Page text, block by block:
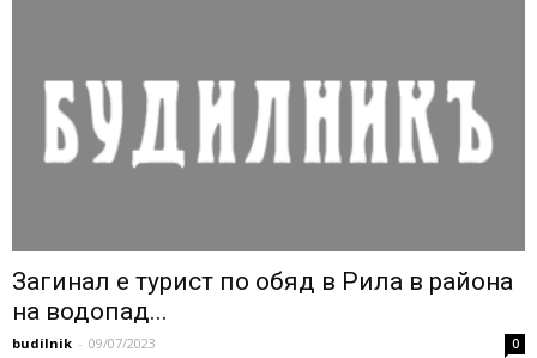
Загинал е турист по обяд в Рила в района
на водопад...
budilnik - 09/07/2023 0